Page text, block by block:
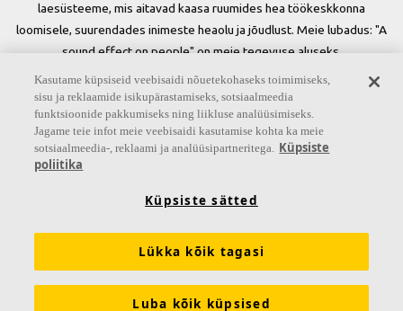
laesüsteeme, mis aitavad kaasa ruumides hea töökeskkonna
loomisele, suurendades inimeste heaolu ja jõudlust. Meie lubadus: "A
sound effect on people" on meie tegevuse aluseks.
Jälgi meid
Teadmised akustikast Tooted
Värvid ja pinnad Tööriistad ja teenused
Toimivusdeklaratsioonid Ecophonist
Kasutame küpsiseid veebisaidi nõuetekohaseks toimimiseks,
sisu ja reklaamide isikupärastamiseks, sotsiaalmeedia
funktsioonide pakkumiseks ning liikluse analüüsimiseks.
Jagame teie infot meie veebisaidi kasutamise kohta ka meie
sotsiaalmeedia-, reklaami ja analüüsipartneritega. Küpsiste
poliitika
Küpsiste sätted
Lükka kõik tagasi
Luba kõik küpsised